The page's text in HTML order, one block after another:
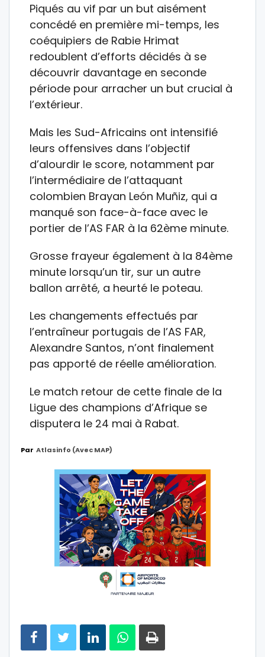
Piqués au vif par un but aisément
concédé en première mi-temps, les
coéquipiers de Rabie Hrimat
redoublent d’efforts décidés à se
découvrir davantage en seconde
période pour arracher un but crucial à
l’extérieur.
Mais les Sud-Africains ont intensifié
leurs offensives dans l’objectif
d’alourdir le score, notamment par
l’intermédiaire de l’attaquant
colombien Brayan León Muñiz, qui a
manqué son face-à-face avec le
portier de l’AS FAR à la 62ème minute.
Grosse frayeur également à la 84ème
minute lorsqu’un tir, sur un autre
ballon arrêté, a heurté le poteau.
Les changements effectués par
l’entraîneur portugais de l’AS FAR,
Alexandre Santos, n’ont finalement
pas apporté de réelle amélioration.
Le match retour de cette finale de la
Ligue des champions d’Afrique se
disputera le 24 mai à Rabat.
Par Atlasinfo (avec MAP)